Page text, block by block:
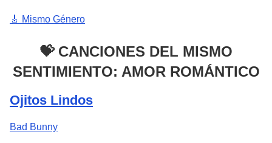
🎸 Mismo Género
💝 CANCIONES DEL MISMO
SENTIMIENTO: AMOR ROMÁNTICO
Ojitos Lindos
Bad Bunny